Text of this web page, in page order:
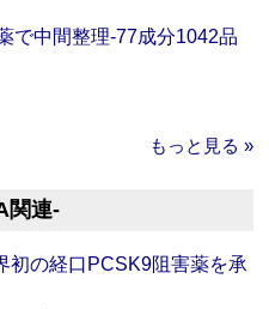
で中間整理‐77成分1042品
もっと見る »
関連‐
初の経口PCSK9阻害薬を承